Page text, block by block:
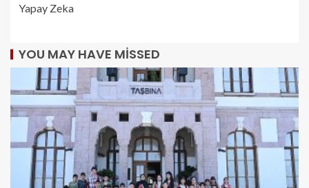
Yapay Zeka
YOU MAY HAVE MISSED